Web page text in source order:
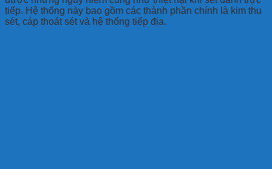
tiếp. Hệ thống này bao gồm các thành phần chính là kim thu
sét, cáp thoát sét và hệ thống tiếp địa.